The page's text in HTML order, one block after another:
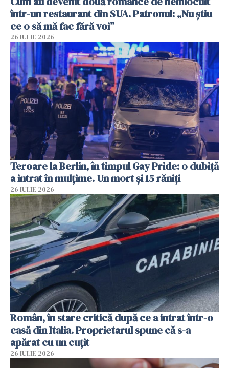
într-un restaurant din SUA. Patronul: „Nu știu
ce o să mă fac fără voi”
26 IULIE 2026
Teroare la Berlin, în timpul Gay Pride: o dubiță
a intrat în mulțime. Un mort și 15 răniți
26 IULIE 2026
Român, în stare critică după ce a intrat într-o
casă din Italia. Proprietarul spune că s-a
apărat cu un cuțit
26 IULIE 2026